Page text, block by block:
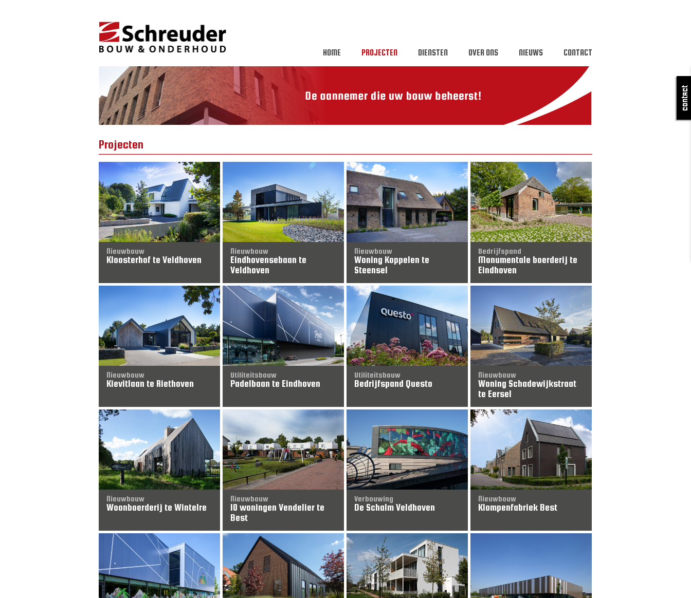
HOME PROJECTEN DIENSTEN OVER ONS NIEUWS CONTACT
Projecten
Nieuwbouw
Kloosterhof te Veldhoven
Nieuwbouw
Eindhovensebaan te
Veldhoven
Nieuwbouw
Woning Koppelen te
Steensel
Bedrijfspand
Monumentale boerderij te
Eindhoven
Nieuwbouw
Kievitlaan te Riethoven
Utiliteitsbouw
Padelbaan te Eindhoven
Utiliteitsbouw
Bedrijfspand Questo
Nieuwbouw
Woning Schadewijkstraat
te Eersel
Nieuwbouw
Woonboerderij te Wintelre
Nieuwbouw
10 woningen Vendelier te
Best
Verbouwing
De Schalm Veldhoven
Nieuwbouw
Klompenfabriek Best